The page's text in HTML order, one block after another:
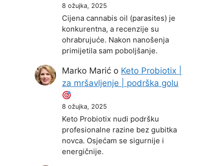
8 ožujka, 2025
Cijena cannabis oil (parasites) je
konkurentna, a recenzije su
ohrabrujuće. Nakon nanošenja
primijetila sam poboljšanje.
Marko Marić o Keto Probiotix |
za mršavljenje | podrška golu
8 ožujka, 2025
Keto Probiotix nudi podršku
profesionalne razine bez gubitka
novca. Osjećam se sigurnije i
energičnije.